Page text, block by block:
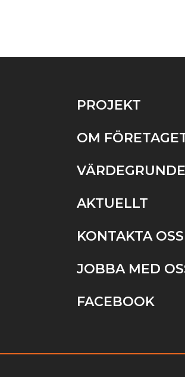
PROJEKT
OM
AKTUELLT
KONTAKTA OSS
JOBBA MED
FACEBOOK